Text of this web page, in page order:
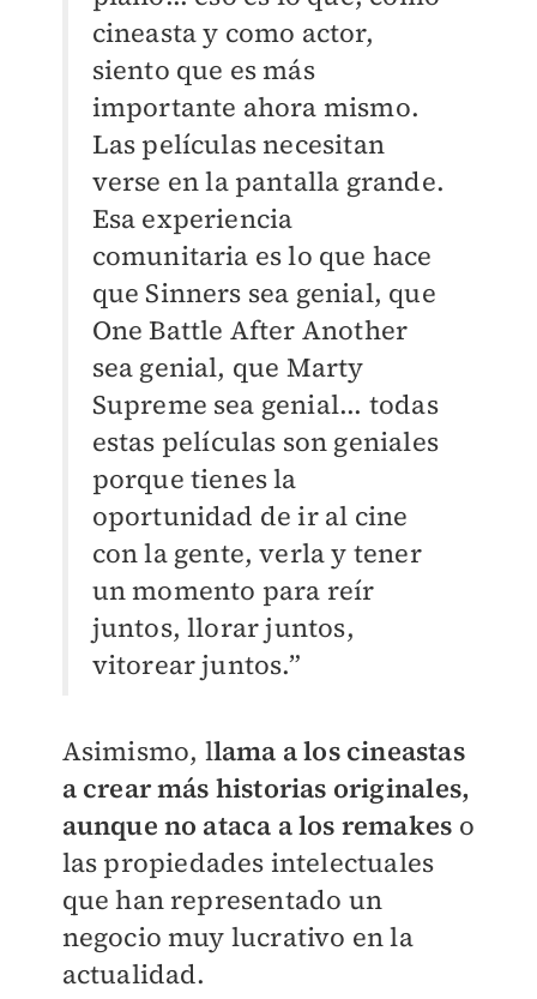
cineasta y como actor,
siento que es más
importante ahora mismo.
Las películas necesitan
verse en la pantalla grande.
Esa experiencia
comunitaria es lo que hace
que Sinners sea genial, que
One Battle After Another
sea genial, que Marty
Supreme sea genial... todas
estas películas son geniales
porque tienes la
oportunidad de ir al cine
con la gente, verla y tener
un momento para reír
juntos, llorar juntos,
vitorear juntos.”
Asimismo, llama a los cineastas
a crear más historias originales,
aunque no ataca a los remakes o
las propiedades intelectuales
que han representado un
negocio muy lucrativo en la
actualidad.